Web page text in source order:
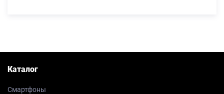
Каталог
Смартфоны